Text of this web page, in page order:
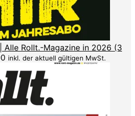
Alle Rollt.-Magazine in 2026 (3
inkl. der aktuell gültigen MwSt.